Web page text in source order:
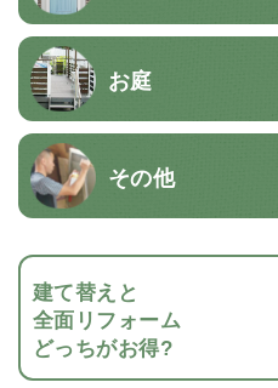
お庭
その他
建て替えと
全面リフォーム
どっちがお得?